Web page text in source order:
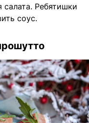
салата. Ребятишки
соус.